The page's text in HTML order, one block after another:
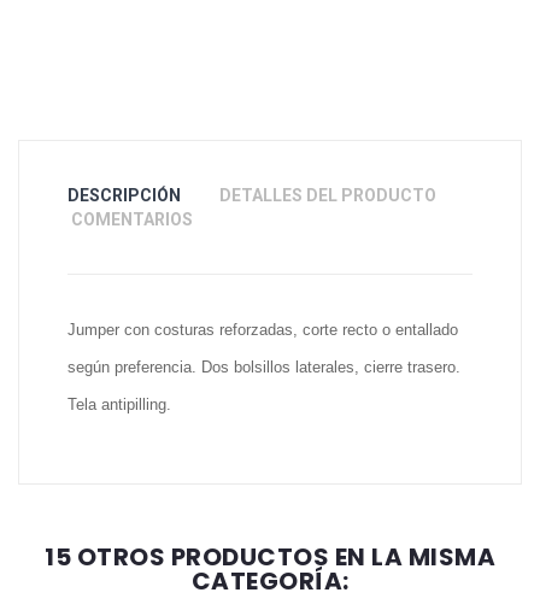
DESCRIPCIÓN
DETALLES DEL PRODUCTO
COMENTARIOS
Jumper con costuras reforzadas, corte recto o entallado
según preferencia. Dos bolsillos laterales, cierre trasero.
Tela antipilling.
15 OTROS PRODUCTOS EN LA MISMA
CATEGORÍA: